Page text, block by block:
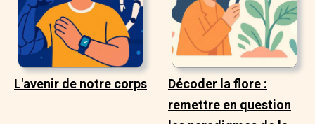
L'avenir de notre corps
Décoder la flore :
remettre en question